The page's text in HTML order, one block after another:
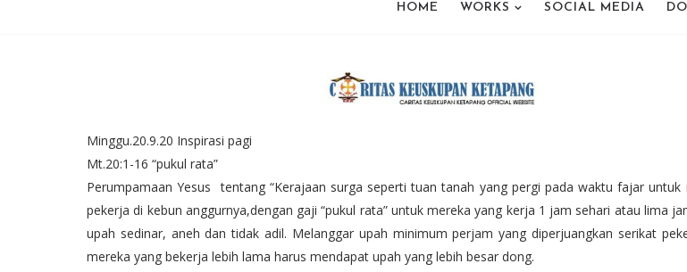
HOME WORKS SOCIAL MEDIA
Minggu.20.9.20 Inspirasi pagi
Mt.20:1-16 “pukul rata”
Perumpamaan Yesus tentang “Kerajaan surga seperti tuan tanah yang pergi pada waktu fajar untuk
pekerja di kebun anggurnya,dengan gaji “pukul rata” untuk mereka yang kerja 1 jam sehari atau lima
upah sedinar, aneh dan tidak adil. Melanggar upah minimum perjam yang diperjuangkan serikat
mereka yang bekerja lebih lama harus mendapat upah yang lebih besar dong.